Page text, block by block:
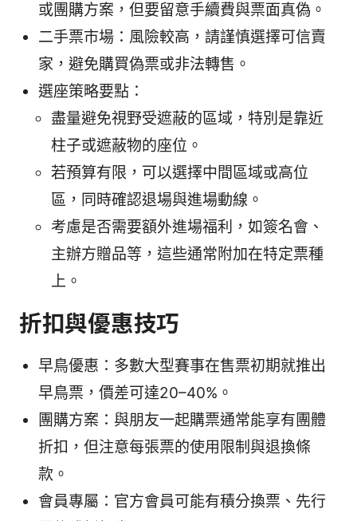
或團購方案，但要留意手續費與票面真偽。
二手票市場：風險較高，請謹慎選擇可信賣
家，避免購買偽票或非法轉售。
選座策略要點：
盡量避免視野受遮蔽的區域，特別是靠近
柱子或遮蔽物的座位。
若預算有限，可以選擇中間區域或高位
區，同時確認退場與進場動線。
考慮是否需要額外進場福利，如簽名會、
主辦方贈品等，這些通常附加在特定票種
上。
折扣與優惠技巧
早鳥優惠：多數大型賽事在售票初期就推出
早鳥票，價差可達20–40%。
團購方案：與朋友一起購票通常能享有團體
折扣，但注意每張票的使用限制與退換條
款。
會員專屬：官方會員可能有積分換票、先行